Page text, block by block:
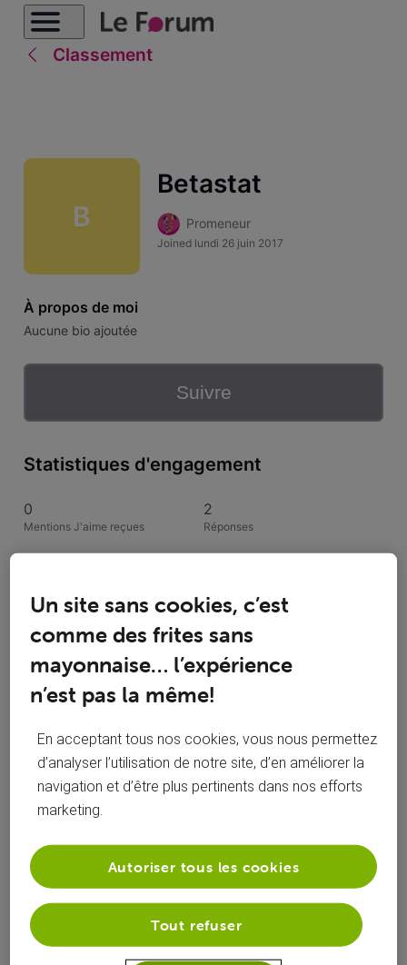
Classement
B
Betastat
Promeneur
Joined lundi 26 juin 2017
À propos de moi
Aucune bio ajoutée
Suivre
Statistiques d'engagement
0
Mentions J'aime reçues
2
Réponses
0
Solutions acceptées
Activités de Betastat
Toutesles activités
Selected
activités
Un site sans cookies, c’est
comme des frites sans
mayonnaise… l’expérience
n’est pas la même!
En acceptant tous nos cookies, vous nous permettez
d’analyser l’utilisation de notre site, d’en améliorer la
navigation et d’être plus pertinents dans nos efforts
marketing.
Tout refuser
Autoriser tous les cookies